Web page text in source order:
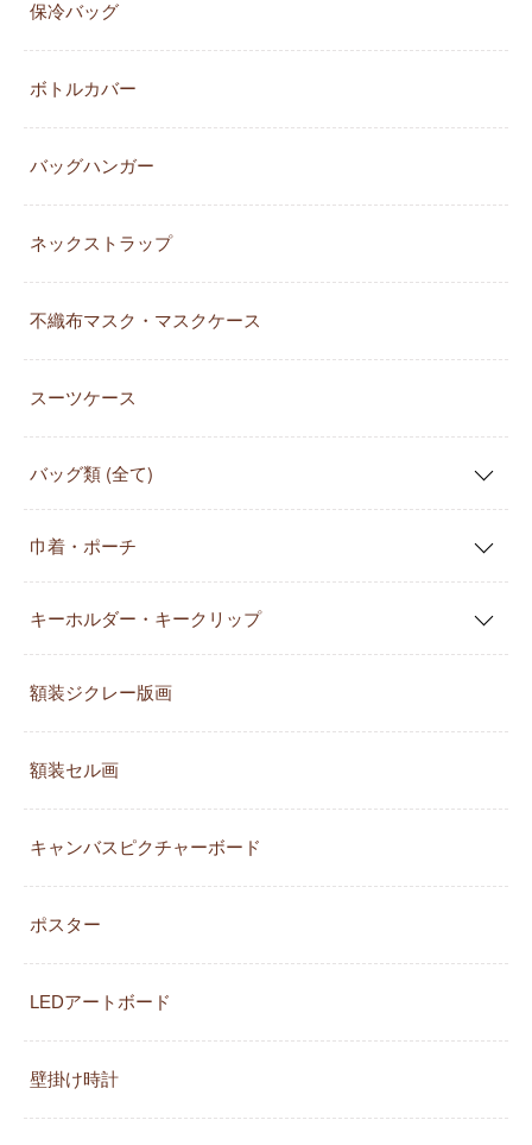
保冷バッグ
ボトルカバー
バッグハンガー
ネックストラップ
不織布マスク・マスクケース
スーツケース
バッグ類 (全て)
巾着・ポーチ
キーホルダー・キークリップ
額装ジクレー版画
額装セル画
キャンバスピクチャーボード
ポスター
LEDアートボード
壁掛け時計